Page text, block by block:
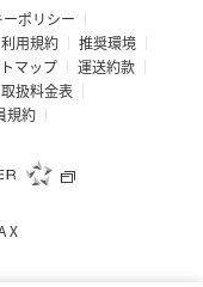
ポリシー
用規約
推奨環境
マップ
運送約款
扱料金表
規約
X